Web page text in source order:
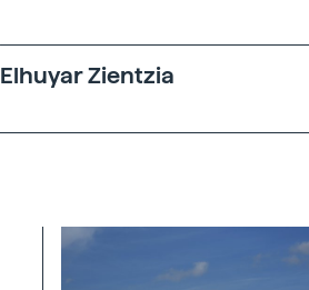
Elhuyar Zientzia